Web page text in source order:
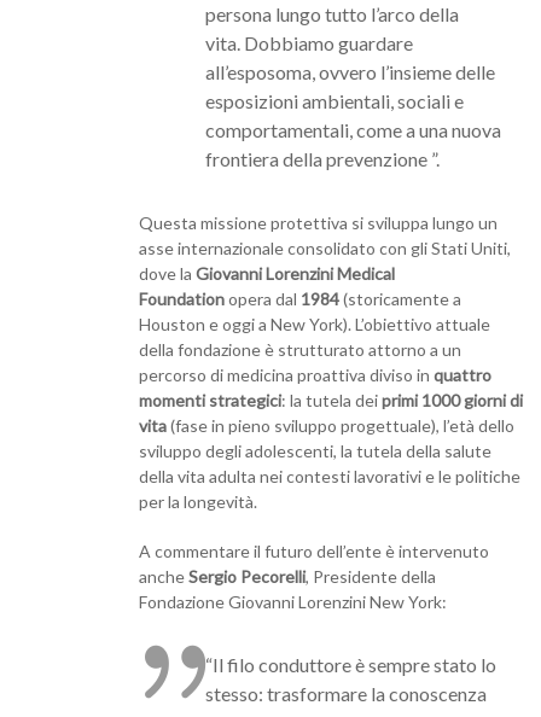
persona lungo tutto l’arco della
vita. Dobbiamo guardare
all’esposoma, ovvero l’insieme delle
esposizioni ambientali, sociali e
comportamentali, come a una nuova
frontiera della prevenzione ”.
Questa missione protettiva si sviluppa lungo un
asse internazionale consolidato con gli Stati Uniti,
dove la Giovanni Lorenzini Medical
Foundationopera dal 1984(storicamente a
Houston e oggi a New York). L’obiettivo attuale
della fondazione è strutturato attorno a un
percorso di medicina proattiva diviso in quattro
momenti strategici: la tutela deiprimi 1000 giorni di
vita(fase in pieno sviluppo progettuale), l’età dello
sviluppo degli adolescenti, la tutela della salute
della vita adulta nei contesti lavorativi e le politiche
per la longevità.
A commentare il futuro dell’ente è intervenuto
ancheSergio Pecorelli, Presidente della
Fondazione Giovanni Lorenzini New York:
“Il filo conduttore è sempre stato lo
stesso: trasformare la conoscenza